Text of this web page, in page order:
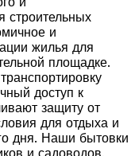
строительных
и
жилья для
площадке.
доступ к
защиту от
для отдыха и
дня. Наши бытовки
и садоводов,